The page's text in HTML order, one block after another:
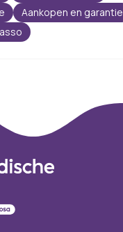
Aankopen en garantie